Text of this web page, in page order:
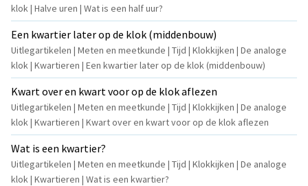
klok | Halve uren | Wat is een half uur?
Een kwartier later op de klok (middenbouw)
Uitlegartikelen | Meten en meetkunde | Tijd | Klokkijken | De analoge
klok | Kwartieren | Een kwartier later op de klok (middenbouw)
Kwart over en kwart voor op de klok aflezen
Uitlegartikelen | Meten en meetkunde | Tijd | Klokkijken | De analoge
klok | Kwartieren | Kwart over en kwart voor op de klok aflezen
Wat is een kwartier?
Uitlegartikelen | Meten en meetkunde | Tijd | Klokkijken | De analoge
klok | Kwartieren | Wat is een kwartier?